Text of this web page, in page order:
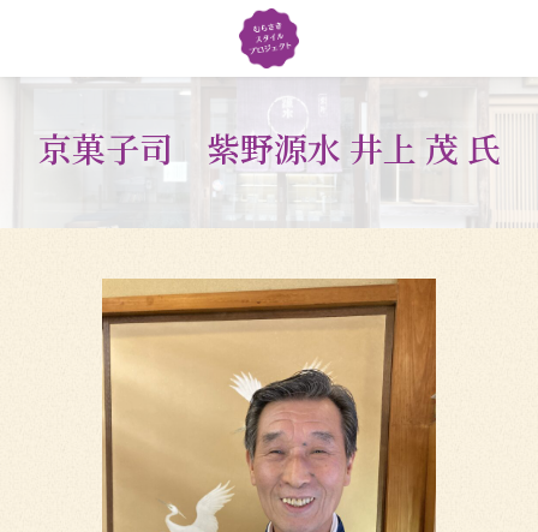
京菓子司 紫野源水 井上 茂 氏